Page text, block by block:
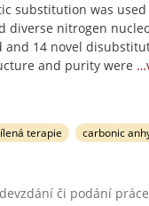
substitution was
diverse nitrogen
and 14 novel
and purity were
terapie
carbonic
či podání